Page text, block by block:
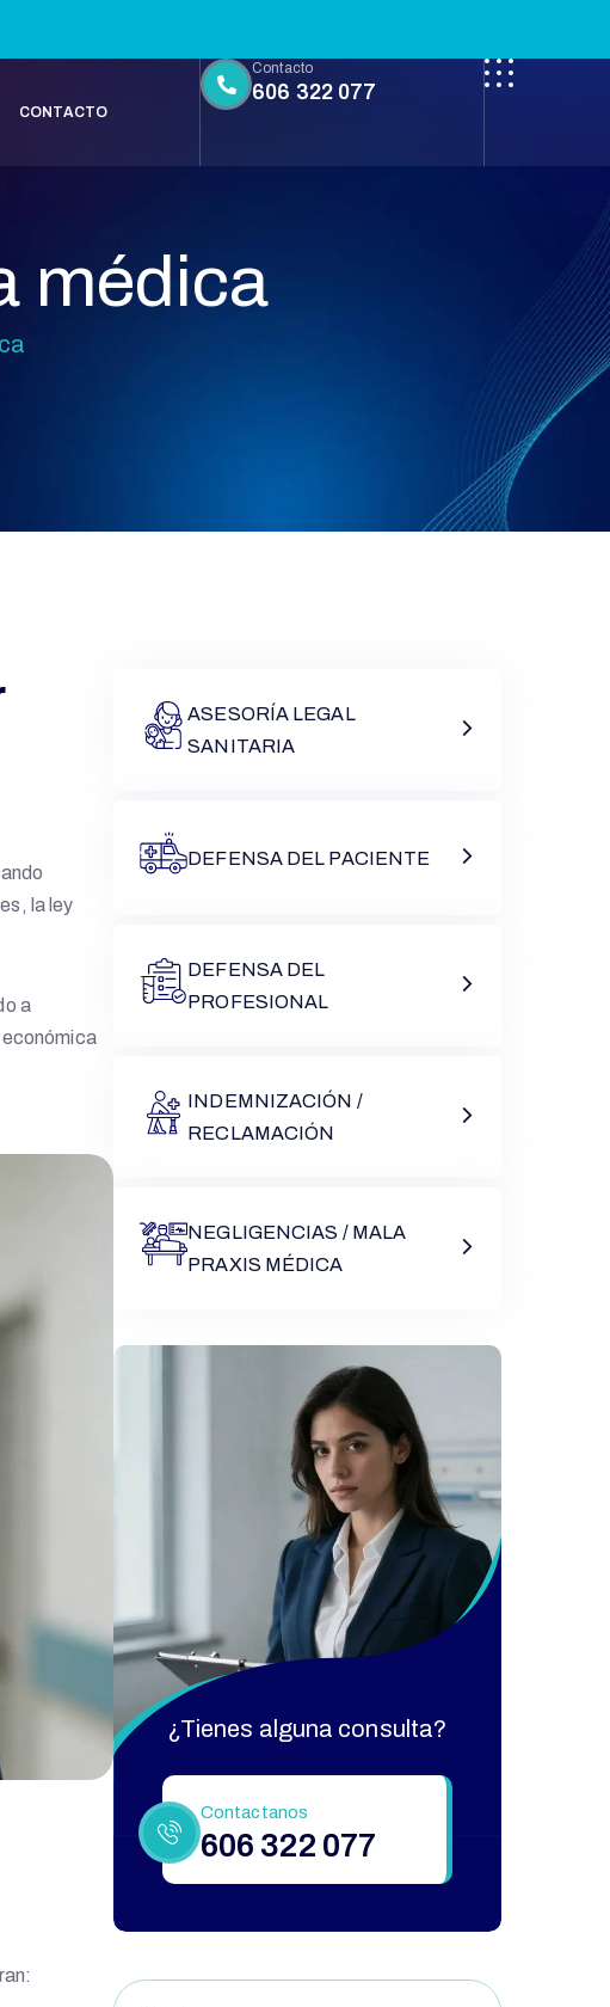
CONTACTO
Contacto
606 322 077
médica
la ley
a
ASESORÍA LEGAL
SANITARIA
DEFENSA DEL PACIENTE
DEFENSA DEL
PROFESIONAL
INDEMNIZACIÓN /
RECLAMACIÓN
NEGLIGENCIAS / MALA
PRAXIS MÉDICA
¿Tienes alguna consulta?
Contactanos
606 322 077